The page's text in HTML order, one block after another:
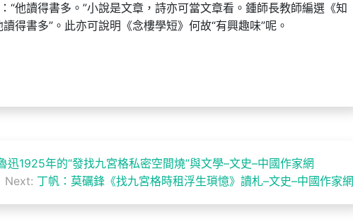
“他讀得書多。”小說是文章，詩亦可當文章看。鍾師長教師編選《知
得書多”。此亦可說明《念樓學短》何故“有興趣味”呢。
1925年的“發找九宮格私密空間燒”與文學–文史–中國作家網
Next: 丁帆：莫礪鋒《找九宮格時租浮生瑣憶》讀札–文史–中國作家網